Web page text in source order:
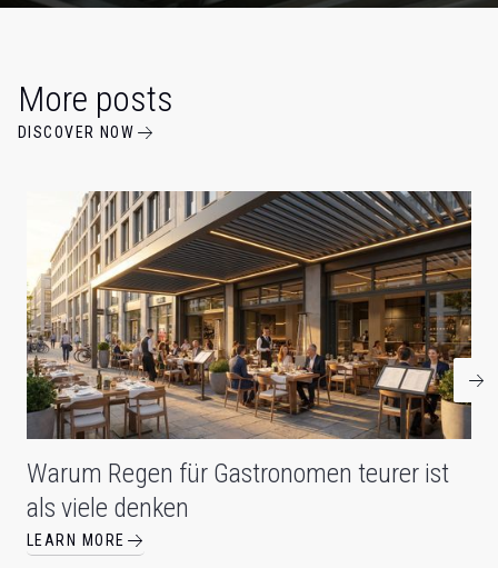
More posts
DISCOVER NOW
Warum Regen für Gastronomen teurer ist
als viele denken
LEARN MORE